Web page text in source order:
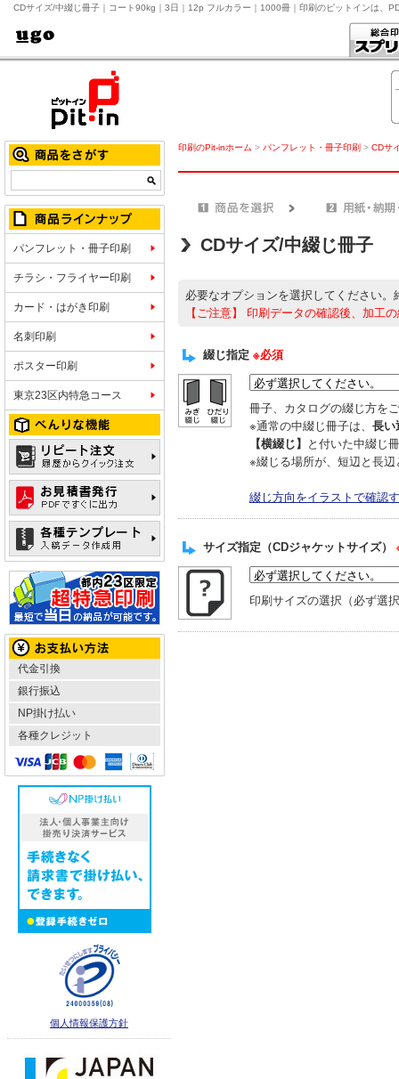
CDサイズ/中綴じ冊子｜コート90kg｜3日｜12p フルカラー｜1000冊｜印刷のピットインは、
パンフレット・冊子印刷
チラシ・フライヤー印刷
カード・はがき印刷
名刺印刷
ポスター印刷
東京23区内特急コース
代金引換
銀行振込
NP掛け払い
各種クレジット
個人情報保護方針
印刷のPit-inホーム > パンフレット・冊子印刷 > CDサ
CDサイズ/中綴じ冊子
必要なオプションを選択してください。
【ご注意】
印刷データの確認後、加工
綴じ指定 ※必須
冊子、カタログの綴じ方を
※通常の中綴じ冊子は、 長い
【横綴じ】
と付いた中綴じ
※綴じる場所が、短辺と長
綴じ方向をイラストで確認
サイズ指定（CDジャケットサイズ）
印刷サイズの選択（必ず選